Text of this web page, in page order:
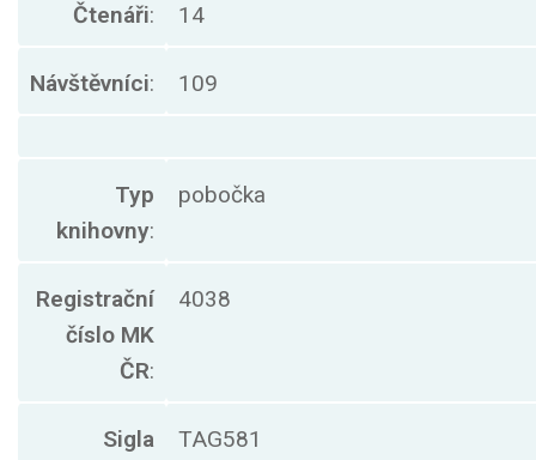
Čtenáři: 14
Návštěvníci: 109
Typ
knihovny:
pobočka
Registrační
číslo MK
ČR:
4038
Sigla TAG581